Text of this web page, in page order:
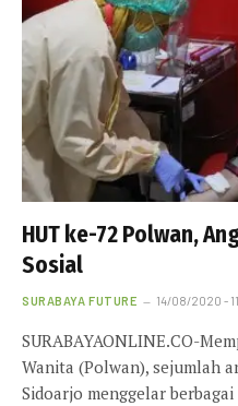
HUT ke-72 Polwan,
Sosial
SURABAYA FUTURE 14/08/2020 -
SURABAYAONLINE.CO-
Wanita (Polwan), sejumlah
Sidoarjo menggelar